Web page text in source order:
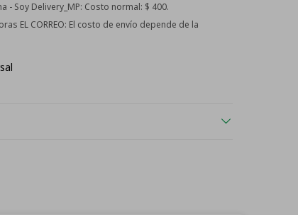
- Soy Delivery_MP: Costo normal: $ 400.
EL CORREO: El costo de envío depende de la